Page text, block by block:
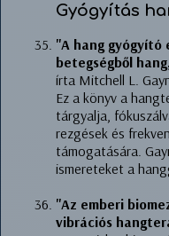
Gyógyítás
"A hang gyógyító
betegségből
írta Mitchell L.
Ez a könyv a
tárgyalja,
rezgések és
támogatására.
ismereteket a
"Az emberi
vibrációs